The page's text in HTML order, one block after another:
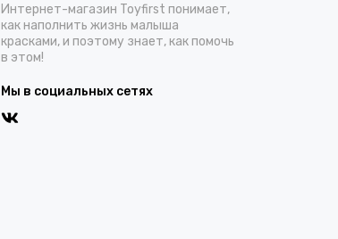
Интернет-магазин Toyfirst понимает,
как наполнить жизнь малыша
красками, и поэтому знает, как помочь
в этом!
Мы в социальных сетях